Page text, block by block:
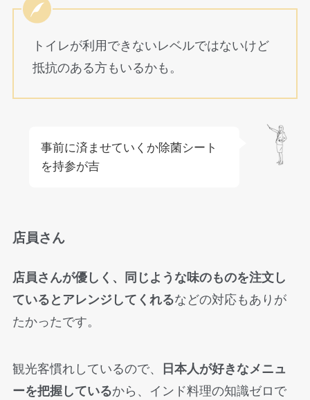
トイレが利用できないレベルではないけど
抵抗のある方もいるかも。
事前に済ませていくか除菌シート
を持参が吉
店員さん
店員さんが優しく、同じような味のものを注文し
ているとアレンジしてくれるなどの対応もありが
たかったです。
観光客慣れしているので、
日本人が好きなメニュ
ーを把握しているから、インド料理の知識ゼロで